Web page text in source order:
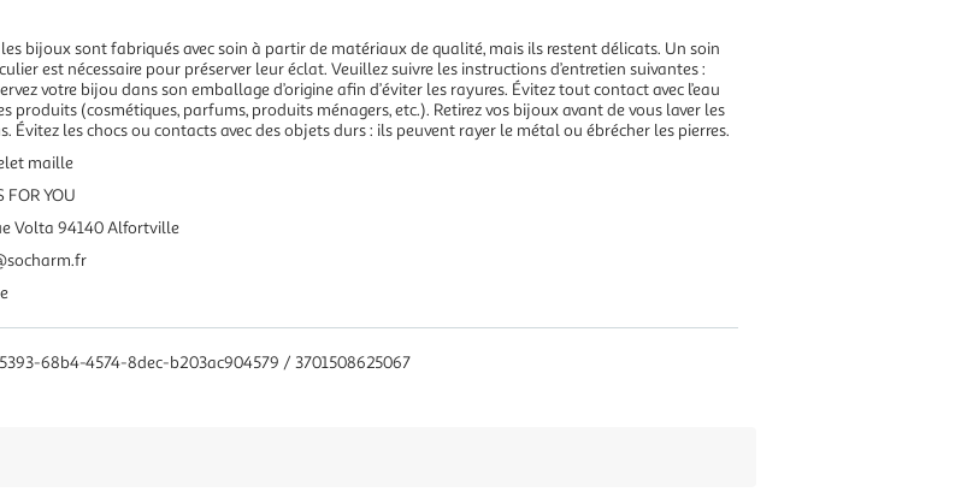
les bijoux sont fabriqués avec soin à partir de matériaux de qualité, mais ils restent délicats. Un soin
est nécessaire pour préserver leur éclat. Veuillez suivre les instructions d’entretien suivantes :
votre bijou dans son emballage d’origine afin d’éviter les rayures. Évitez tout contact avec l’eau
produits (cosmétiques, parfums, produits ménagers, etc.). Retirez vos bijoux avant de vous laver les
Évitez les chocs ou contacts avec des objets durs : ils peuvent rayer le métal ou ébrécher les pierres.
maille
FOR YOU
Volta 94140 Alfortville
68b4-4574-8dec-b203ac904579 / 3701508625067